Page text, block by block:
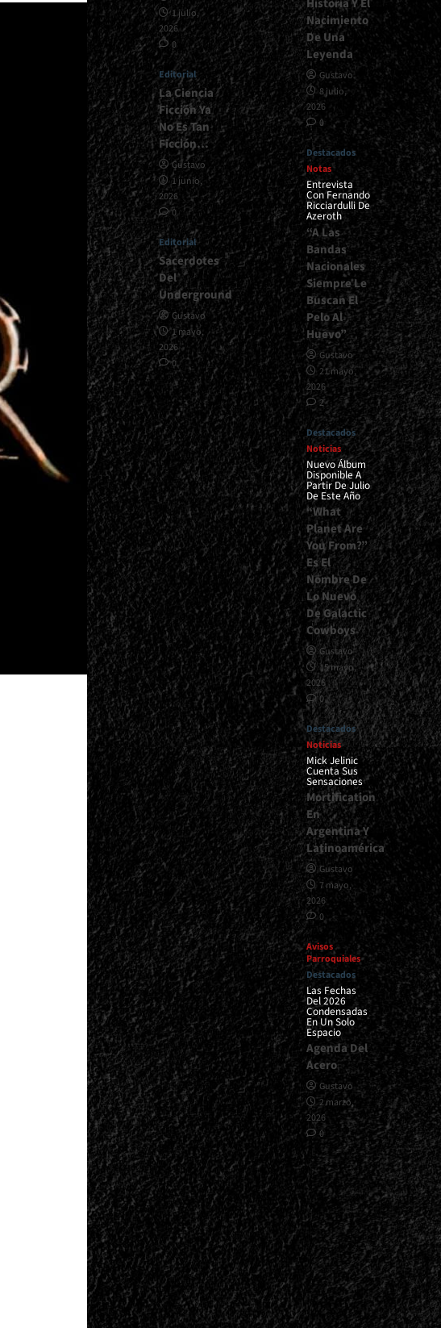
1 julio,
2026
0
Editorial
La Ciencia
Ficción Ya
No Es Tan
Ficción…
Gustavo
1 junio,
2026
0
Editorial
Sacerdotes
Del
Underground
Gustavo
1 mayo,
2026
0
Historia Y El
Nacimiento
De Una
Leyenda
Gustavo
8 julio,
2026
0
Destacados
Notas
Entrevista
Con Fernando
Ricciardulli De
Azeroth
“A Las
Bandas
Nacionales
Siempre Le
Buscan El
Pelo Al
Huevo”
Gustavo
21 mayo,
2026
2
Destacados
Noticias
Nuevo Álbum
Disponible A
Partir De Julio
De Este Año
“What
Planet Are
You From?”
Es El
Nombre De
Lo Nuevo
De Galactic
Cowboys
Gustavo
15 mayo,
2026
0
Destacados
Noticias
Mick Jelinic
Cuenta Sus
Sensaciones
Mortification
En
Argentina Y
Latinoamérica
Gustavo
7 mayo,
2026
0
Avisos
Parroquiales
Destacados
Las Fechas
Del 2026
Condensadas
En Un Solo
Espacio
Agenda Del
Acero
Gustavo
2 marzo,
2026
0